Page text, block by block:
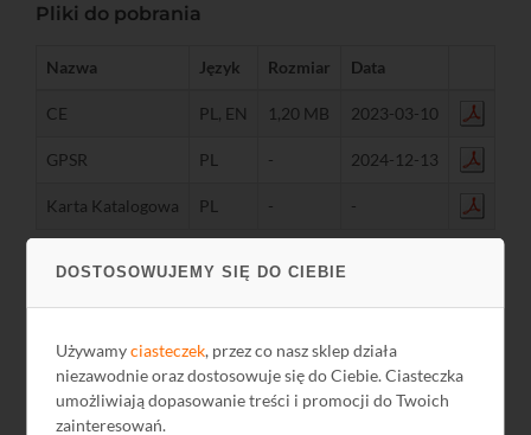
DOSTOSOWUJEMY SIĘ DO CIEBIE
Używamyciasteczek, przez co nasz sklep działa
niezawodnie oraz dostosowuje się do Ciebie. Ciasteczka
umożliwiają dopasowanie treści i promocji do Twoich
zainteresowań.
Pliki do pobrania
Nazwa Język Rozmiar Data
CE PL, EN 1,20 MB 2023-03-10
GPSR PL - 2024-12-13
Karta Katalogowa PL - -